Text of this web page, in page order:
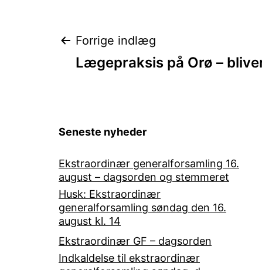
Forrige indlæg
Lægepraksis på Orø –
Seneste nyheder
Ekstraordinær generalforsamling 16.
august – dagsorden og stemmeret
Husk: Ekstraordinær
generalforsamling søndag den 16.
august kl. 14
Ekstraordinær GF – dagsorden
Indkaldelse til ekstraordinær